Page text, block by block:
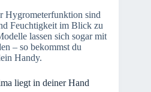
Hygrometerfunktion sind
Feuchtigkeit im Blick zu
lassen sich sogar mit
– so bekommst du
Handy.
liegt in deiner Hand